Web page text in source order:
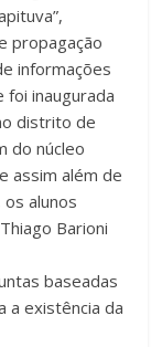
propagação
informações
foi inaugurada
distrito de
do núcleo
assim além de
os alunos
Barioni
baseadas
a existência da